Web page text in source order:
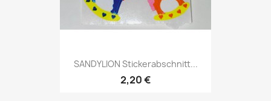
SANDYLION Stickerabschnitt...
2,20 €